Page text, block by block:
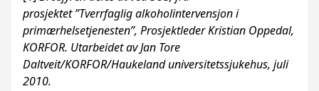
prosjektet ”Tverrfaglig alkoholintervensjon i
primærhelsetjenesten”, Prosjektleder Kristian Oppedal,
KORFOR. Utarbeidet av Jan Tore
Daltveit/KORFOR/Haukeland universitetssjukehus, juli
2010.